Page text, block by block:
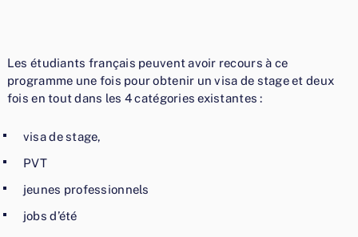
Les étudiants français peuvent avoir recours à ce
programme une fois pour obtenir un visa de stage et deux
fois en tout dans les 4 catégories existantes :
visa de stage,
PVT
jeunes professionnels
jobs d’été